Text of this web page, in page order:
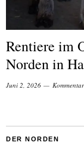
Rentiere im
Norden in
Juni 2, 2026
DER NORDEN